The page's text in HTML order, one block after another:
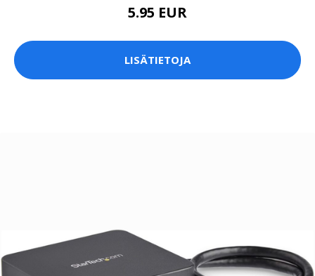
5.95 EUR
LISÄTIETOJA